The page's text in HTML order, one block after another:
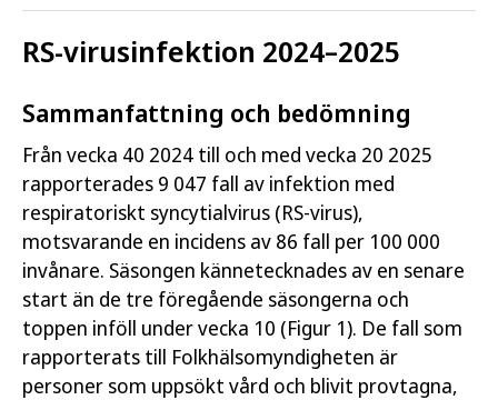
RS-virusinfektion 2024–2025
Sammanfattning och bedömning
Från vecka 40 2024 till och med vecka 20 2025
rapporterades 9 047 fall av infektion med
respiratoriskt syncytialvirus (RS-virus),
motsvarande en incidens av 86 fall per 100 000
invånare. Säsongen kännetecknades av en senare
start än de tre föregående säsongerna och
toppen inföll under vecka 10 (Figur 1). De fall som
rapporterats till Folkhälsomyndigheten är
personer som uppsökt vård och blivit provtagna,